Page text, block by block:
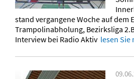
stand vergangene Woche auf dem
Trampolinabholung, Bezirksliga
Interview bei Radio Aktiv lesen Sie